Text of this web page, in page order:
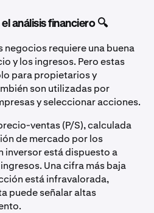
análisis financiero 🔍
negocios requiere una buena
y los ingresos. Pero estas
para propietarios y
son utilizadas por
y seleccionar acciones.
ventas (P/S), calculada
de mercado por los
inversor está dispuesto a
Una cifra más baja
está infravalorada,
puede señalar altas